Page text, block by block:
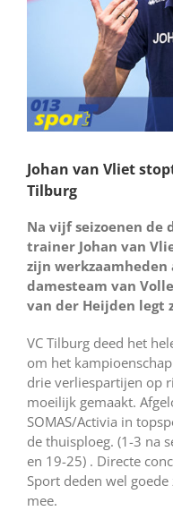
Johan van Vliet
Tilburg
Na vijf seizoenen
trainer Johan van
zijn
damesteam van
van der Heijden legt
VC Tilburg deed het
om het
drie verliespartijen op
moeilijk gemaakt.
SOMAS/Activia in
de thuisploeg. (1-3 na
en 19-25) . Directe
Sport deden wel
mee.